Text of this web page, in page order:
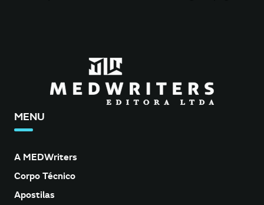
MENU
A MEDWriters
Corpo Técnico
Apostilas